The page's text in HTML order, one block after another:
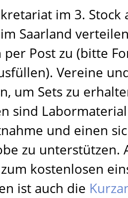
im 3.
Saarland
per Post zu (bitte
Vereine
um Sets zu
sind
und einen
zu unterstützen.
kostenlosen
ist auch die